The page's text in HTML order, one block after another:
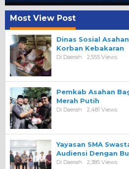
Most View Post
Dinas Sosial
Korban Kebakaran
Di Daerah 2,555 Views
Pemkab Asahan
Merah Putih
Di Daerah 2,481 Views
Yayasan SMA
Audiensi Dengan
Di Daerah 2,385 Views